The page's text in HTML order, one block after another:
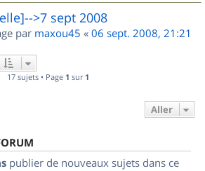
>7 sept 2008
par maxou45 « 06 sept. 2008, 21:21
17 sujets • Page 1 sur 1
Aller
publier de nouveaux sujets dans ce